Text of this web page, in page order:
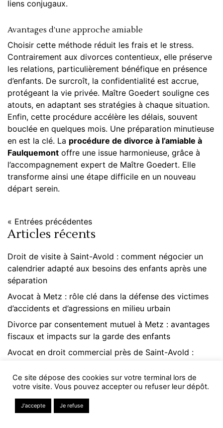
liens conjugaux.
Avantages d’une approche amiable
Choisir cette méthode réduit les frais et le stress.
Contrairement aux divorces contentieux, elle préserve
les relations, particulièrement bénéfique en présence
d’enfants. De surcroît, la confidentialité est accrue,
protégeant la vie privée. Maître Goedert souligne ces
atouts, en adaptant ses stratégies à chaque situation.
Enfin, cette procédure accélère les délais, souvent
bouclée en quelques mois. Une préparation minutieuse
en est la clé. La procédure de divorce à l’amiable à
Faulquemont offre une issue harmonieuse, grâce à
l’accompagnement expert de Maître Goedert. Elle
transforme ainsi une étape difficile en un nouveau
départ serein.
« Entrées précédentes
Articles récents
Droit de visite à Saint-Avold : comment négocier un
calendrier adapté aux besoins des enfants après une
séparation
Avocat à Metz : rôle clé dans la défense des victimes
d’accidents et d’agressions en milieu urbain
Divorce par consentement mutuel à Metz : avantages
fiscaux et impacts sur la garde des enfants
Avocat en droit commercial près de Saint-Avold :
Cabinet d’avocat près de Saint-Avold : les services
essentiels pour résoudre vos litiges quotidiens
NOUS APPELER
Ce site dépose des cookies sur votre terminal lors de
votre visite. Vous pouvez accepter ou refuser leur dépôt.
J'accepte Je refuse